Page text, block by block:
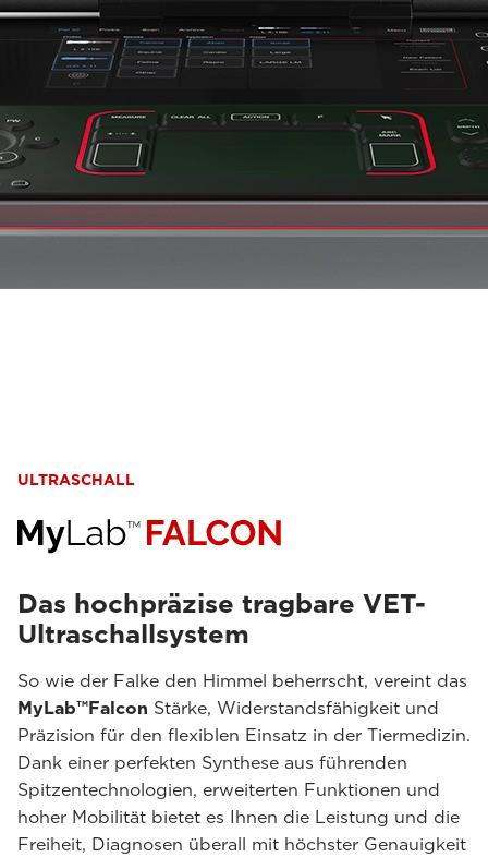
ULTRASCHALL
Das hochpräzise tragbare VET-
Ultraschallsystem
So wie der Falke den Himmel beherrscht, vereint das
MyLab™Falcon Stärke, Widerstandsfähigkeit und
Präzision für den flexiblen Einsatz in der Tiermedizin.
Dank einer perfekten Synthese aus führenden
Spitzentechnologien, erweiterten Funktionen und
hoher Mobilität bietet es Ihnen die Leistung und die
Freiheit, Diagnosen überall mit höchster Genauigkeit